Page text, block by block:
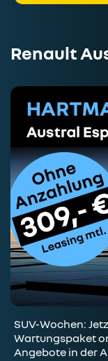
Renault
SUV-Wochen:
Wartungspaket
Angebote in der